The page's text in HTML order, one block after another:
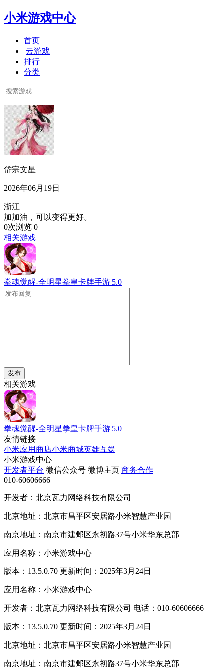
小米游戏中心
首页
云游戏
排行
分类
岱宗文星
2026年06月19日
浙江
加加油，可以变得更好。
0次浏览 0
相关游戏
拳魂觉醒-全明星拳皇卡牌手游 5.0
发布
相关游戏
拳魂觉醒-全明星拳皇卡牌手游 5.0
友情链接
小米应用商店小米商城英雄互娱
小米游戏中心
开发者平台 微信公众号 微博主页 商务合作
010-60606666
开发者：北京瓦力网络科技有限公司
北京地址：北京市昌平区安居路小米智慧产业园
南京地址：南京市建邺区永初路37号小米华东总部
应用名称：小米游戏中心
版本：13.5.0.70 更新时间：2025年3月24日
应用名称：小米游戏中心
开发者：北京瓦力网络科技有限公司 电话：010-60606666
版本：13.5.0.70 更新时间：2025年3月24日
北京地址：北京市昌平区安居路小米智慧产业园
南京地址：南京市建邺区永初路37号小米华东总部